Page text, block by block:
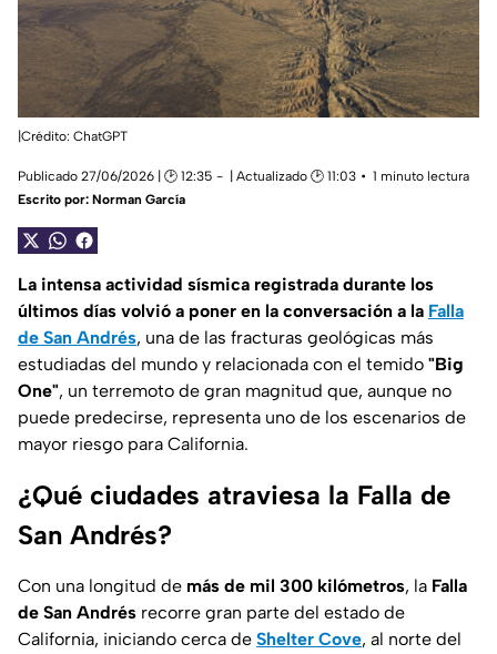
|Crédito: ChatGPT
Publicado 27/06/2026 | 🕑 12:35 | Actualizado 🕑 11:03
1 minuto lectura
Escrito por: Norman García
La intensa actividad sísmica registrada durante los
últimos días volvió a poner en la conversación a la Falla
de San Andrés, una de las fracturas geológicas más
estudiadas del mundo y relacionada con el temido "Big
One", un terremoto de gran magnitud que, aunque no
puede predecirse, representa uno de los escenarios de
mayor riesgo para California.
¿Qué ciudades atraviesa la Falla de
San Andrés?
Con una longitud de más de mil 300 kilómetros, la Falla
de San Andrés recorre gran parte del estado de
California, iniciando cerca de Shelter Cove, al norte del